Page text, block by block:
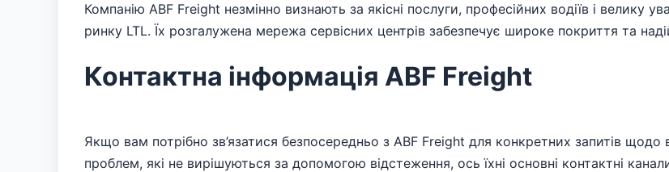
Компанію ABF Freight незмінно визнають за якісні послуги, професійних водіїв і велику
ринку LTL. Їх розгалужена мережа сервісних центрів забезпечує широке покриття та
Контактна інформація ABF Freight
Якщо вам потрібно зв’язатися безпосередньо з ABF Freight для конкретних запитів щодо
проблем, які не вирішуються за допомогою відстеження, ось їхні основні контактні